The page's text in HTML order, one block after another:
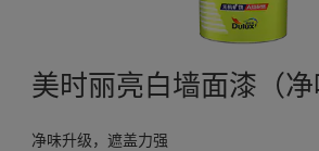
美时丽亮白墙面漆（净
净味升级，遮盖力强